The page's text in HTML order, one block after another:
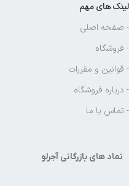
لینک های مهم
- صفحه اصلی
- فروشگاه
- قوانین و مقررات
- درباره فروشگاه
- تماس با ما
نماد های بازرگانی آجرلو